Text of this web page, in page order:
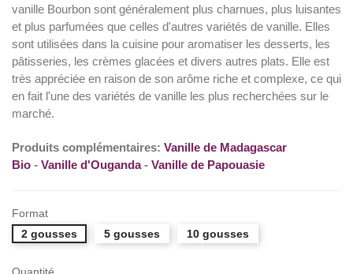
vanille Bourbon sont généralement plus charnues, plus luisantes
et plus parfumées que celles d'autres variétés de vanille. Elles
sont utilisées dans la cuisine pour aromatiser les desserts, les
pâtisseries, les crèmes glacées et divers autres plats. Elle est
très appréciée en raison de son arôme riche et complexe, ce qui
en fait l'une des variétés de vanille les plus recherchées sur le
marché.
Produits complémentaires: Vanille de Madagascar
Bio - Vanille d'Ouganda- Vanille de Papouasie
Format
2 gousses
5 gousses 10 gousses
Quantité